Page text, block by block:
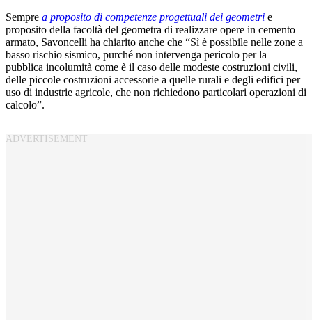
Sempre a proposito di competenze progettuali dei geometri e
proposito della facoltà del geometra di realizzare opere in cemento
armato, Savoncelli ha chiarito anche che “Sì è possibile nelle zone a
basso rischio sismico, purché non intervenga pericolo per la
pubblica incolumità come è il caso delle modeste costruzioni civili,
delle piccole costruzioni accessorie a quelle rurali e degli edifici per
uso di industrie agricole, che non richiedono particolari operazioni di
calcolo”.